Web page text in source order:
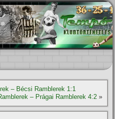
– Bécsi Ramblerek 1:1
– Prágai Ramblerek 4:2»